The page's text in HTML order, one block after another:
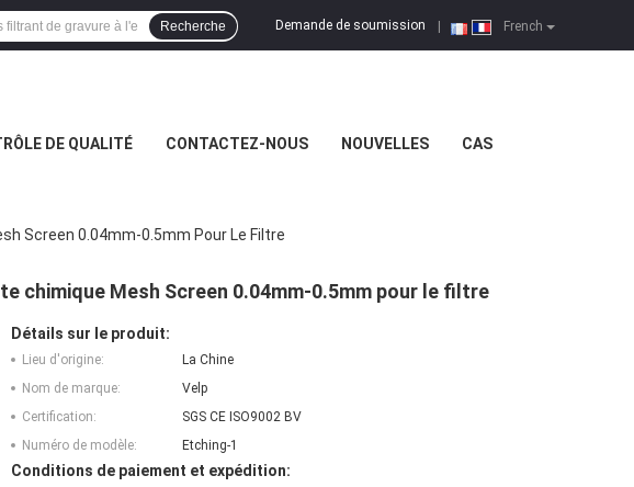
French
Demande de soumission
Recherche
DE QUALITÉ CONTACTEZ-NOUS NOUVELLES CAS
Screen 0.04mm-0.5mm Pour Le Filtre
chimique Mesh Screen 0.04mm-0.5mm pour le filtre
Détails sur le produit:
Lieu d'origine:
La Chine
Nom de marque:
Velp
Certification:
SGS CE ISO9002 BV
Numéro de modèle:
Etching-1
Conditions de paiement et expédition: